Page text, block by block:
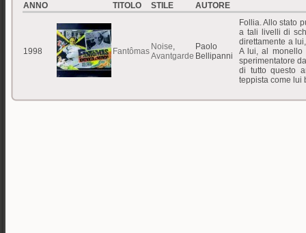
ANNO TITOLO STILE AUTORE
1998 Fantômas Noise,
Avantgarde
Paolo
Bellipanni
Follia. Allo stato
a tali livelli di
direttamente a
A lui, al monello
sperimentatore
di tutto questo
teppista come lui